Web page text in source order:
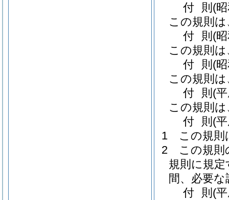
付 則 (
この規則
付 則 (
この規則
付 則 (
この規則
付 則 (
この規則
付 則 (
1
この規則
2
この規則
規則に規
間、必要
付 則 (